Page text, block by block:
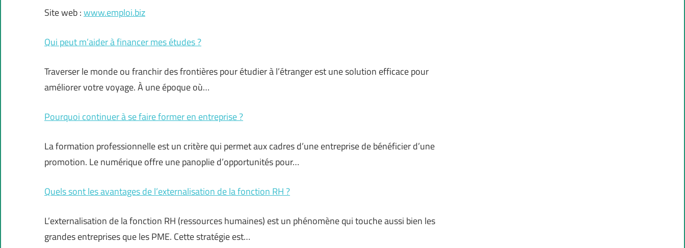
Site web :www.emploi.biz
Qui peut m’aider à financer mes études ?
Traverser le monde ou franchir des frontières pour étudier à l’étranger est une solution efficace pour
améliorer votre voyage. À une époque où…
Pourquoi continuer à se faire former en entreprise ?
La formation professionnelle est un critère qui permet aux cadres d’une entreprise de bénéficier d’une
promotion. Le numérique offre une panoplie d’opportunités pour…
Quels sont les avantages de l’externalisation de la fonction RH ?
L’externalisation de la fonction RH (ressources humaines) est un phénomène qui touche aussi bien les
grandes entreprises que les PME. Cette stratégie est…